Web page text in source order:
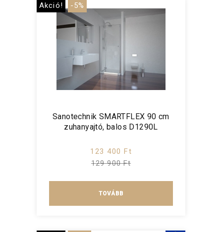
Akció! -5%
Sanotechnik SMARTFLEX 90 cm
zuhanyajtó, balos D1290L
123 400 Ft
129 900 Ft
TOVÁBB